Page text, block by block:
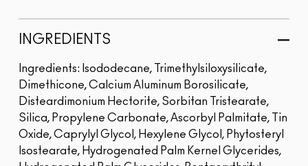
INGREDIENTS
Ingredients: Isododecane, Trimethylsiloxysilicate,
Dimethicone, Calcium Aluminum Borosilicate,
Disteardimonium Hectorite, Sorbitan Tristearate,
Silica, Propylene Carbonate, Ascorbyl Palmitate, Tin
Oxide, Caprylyl Glycol, Hexylene Glycol, Phytosteryl
Isostearate, Hydrogenated Palm Kernel Glycerides,